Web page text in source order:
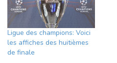
Ligue des champions: Voici
les affiches des huitièmes
de finale